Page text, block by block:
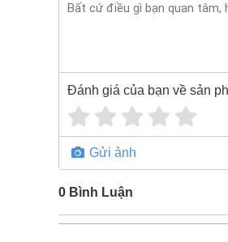
Đánh giá của bạn về sản
Gửi ảnh
0 Bình Luận